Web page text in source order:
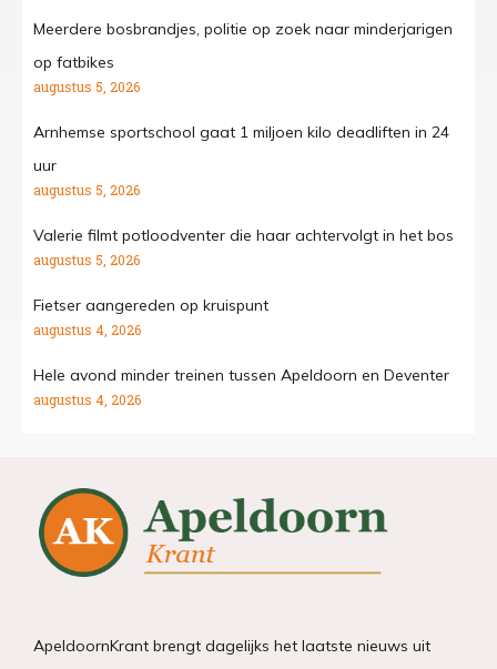
Meerdere bosbrandjes, politie op zoek naar minderjarigen
op fatbikes
augustus 5, 2026
Arnhemse sportschool gaat 1 miljoen kilo deadliften in 24
uur
augustus 5, 2026
Valerie filmt potloodventer die haar achtervolgt in het bos
augustus 5, 2026
Fietser aangereden op kruispunt
augustus 4, 2026
Hele avond minder treinen tussen Apeldoorn en Deventer
augustus 4, 2026
ApeldoornKrant brengt dagelijks het laatste nieuws uit